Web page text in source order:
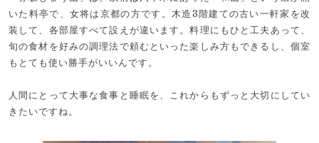
いた料亭で、女将は京都の方です。木造3階建ての古い一軒家を改
装して、各部屋すべて設えが違います。料理にもひと工夫あって、
旬の食材を好みの調理法で頼むといった楽しみ方もできるし、個室
もとても使い勝手がいいんです。
人間にとって大事な食事と睡眠を、これからもずっと大切にしてい
きたいですね。